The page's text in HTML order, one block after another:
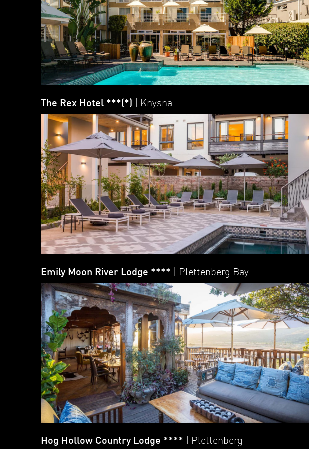
The Rex Hotel ***(*) | Knysna
Emily Moon River Lodge **** | Plettenberg Bay
Hog Hollow Country Lodge **** | Plettenberg